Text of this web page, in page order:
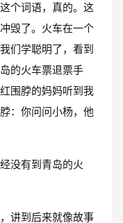
个词语，真的。这
毁了。火车在一个
们学聪明了，看到
的火车票退票手
围脖的妈妈听到我
：你问问小杨，他
没有到青岛的火
讲到后来就像故事